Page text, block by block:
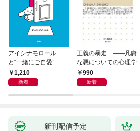
アイシナモロール
と“一緒にご自愛” ～
自分を好きになるため
の56のコツ～
1,210
新着
正義の暴走 ――凡庸
な悪についての心理学
990
新着
新刊配信予定